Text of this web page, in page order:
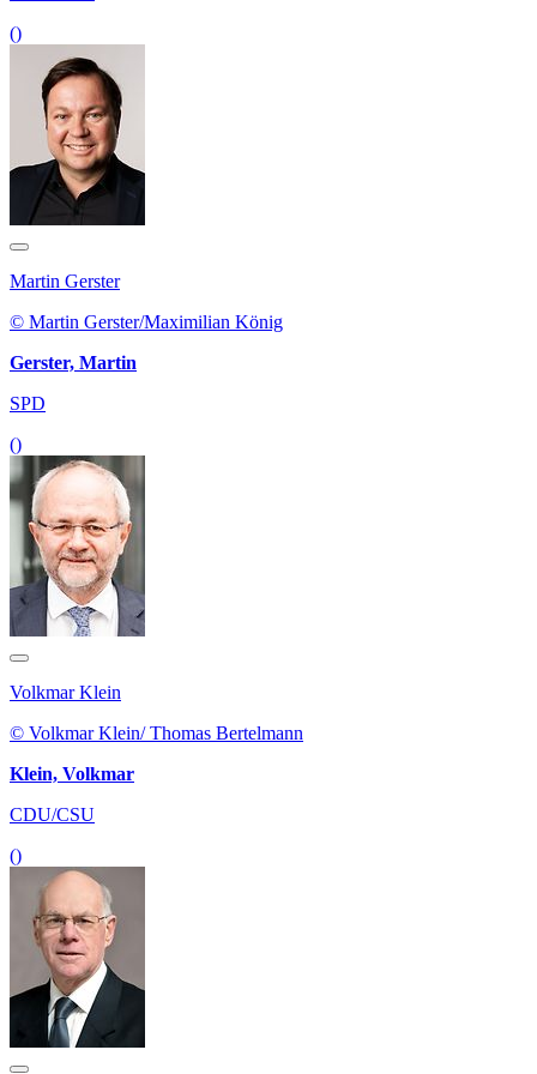
()
Martin Gerster
© Martin Gerster/Maximilian König
Gerster, Martin
SPD
()
Volkmar Klein
© Volkmar Klein/ Thomas Bertelmann
Klein, Volkmar
CDU/CSU
()